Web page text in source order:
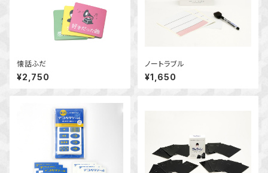
懐話ふだ
¥2,750
ノートラブル
¥1,650